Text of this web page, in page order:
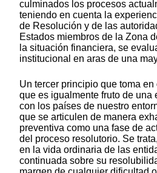
culminados los procesos
teniendo en cuenta la
de Resolución y de las
Estados miembros de la Zona
la situación financiera, se
institucional en aras de una
Un tercer principio que toma
que es igualmente fruto de una
con los países de nuestro
que se articulen de manera
preventiva como una fase de
del proceso resolutorio. Se
en la vida ordinaria de las
continuada sobre su